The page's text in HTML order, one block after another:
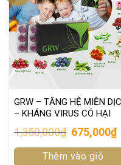
GRW – TĂNG HỆ MIỄN
– KHÁNG VIRUS CÓ HẠI
1,350,000₫ Original
price
was:
1,350,000₫.
675,000₫
Thêm vào giỏ